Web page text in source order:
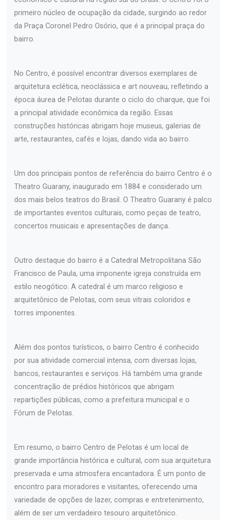
primeiro núcleo de ocupação da cidade, surgindo ao redor
da Praça Coronel Pedro Osório, que é a principal praça do
bairro.
No Centro, é possível encontrar diversos exemplares de
arquitetura eclética, neoclássica e art nouveau, refletindo a
época áurea de Pelotas durante o ciclo do charque, que foi
a principal atividade econômica da região. Essas
construções históricas abrigam hoje museus, galerias de
arte, restaurantes, cafés e lojas, dando vida ao bairro.
Um dos principais pontos de referência do bairro Centro é o
Theatro Guarany, inaugurado em 1884 e considerado um
dos mais belos teatros do Brasil. O Theatro Guarany é palco
de importantes eventos culturais, como peças de teatro,
concertos musicais e apresentações de dança.
Outro destaque do bairro é a Catedral Metropolitana São
Francisco de Paula, uma imponente igreja construída em
estilo neogótico. A catedral é um marco religioso e
arquitetônico de Pelotas, com seus vitrais coloridos e
torres imponentes.
Além dos pontos turísticos, o bairro Centro é conhecido
por sua atividade comercial intensa, com diversas lojas,
bancos, restaurantes e serviços. Há também uma grande
concentração de prédios históricos que abrigam
repartições públicas, como a prefeitura municipal e o
Fórum de Pelotas.
Em resumo, o bairro Centro de Pelotas é um local de
grande importância histórica e cultural, com sua arquitetura
preservada e uma atmosfera encantadora. É um ponto de
encontro para moradores e visitantes, oferecendo uma
variedade de opções de lazer, compras e entretenimento,
além de ser um verdadeiro tesouro arquitetônico.